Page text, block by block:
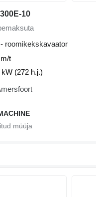
10
roomikekskavaator
t
kW (272 h.j.)